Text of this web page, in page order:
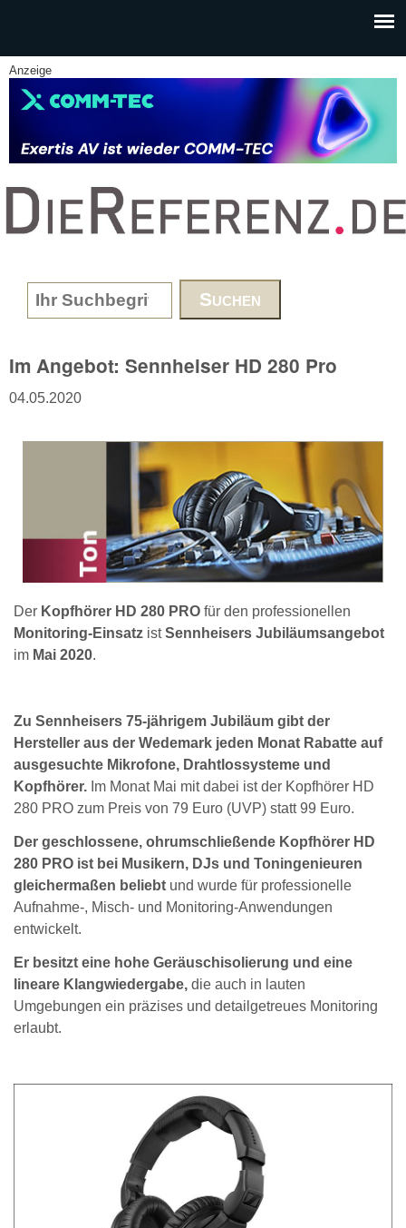
Anzeige
www.DieReferenz.de
Search form
Im Angebot: Sennheiser HD 280 Pro
04.05.2020
Der Kopfhörer HD 280 PRO für den professionellen
Monitoring-Einsatz istSennheisers Jubiläumsangebot
im Mai 2020.
Zu Sennheisers 75-jährigem Jubiläum gibt der
Hersteller aus der Wedemark jeden Monat Rabatte auf
ausgesuchte Mikrofone, Drahtlossysteme und
Kopfhörer. Im Monat Mai mit dabei ist der Kopfhörer HD
280 PRO zum Preis von 79 Euro (UVP) statt 99 Euro.
Der geschlossene, ohrumschließende Kopfhörer HD
280 PRO ist bei Musikern, DJs und Toningenieuren
gleichermaßen beliebt und wurde für professionelle
Aufnahme-, Misch- und Monitoring-Anwendungen
entwickelt.
Er besitzt eine hohe Geräuschisolierung und eine
lineare Klangwiedergabe, die auch in lauten
Umgebungen ein präzises und detailgetreues Monitoring
erlaubt.